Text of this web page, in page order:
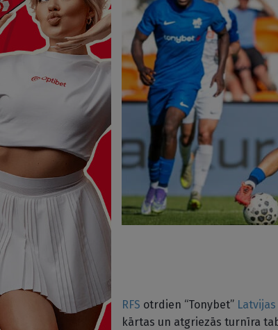
RFS otrdien “Tonybet”
kārtas un atgriezās turnīra